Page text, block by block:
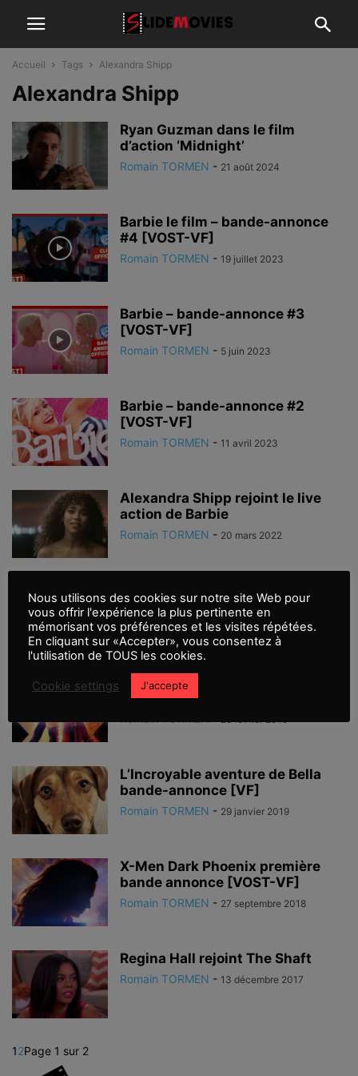
Accueil Tags Alexandra Shipp
Alexandra Shipp
Ryan Guzman dans le film
d’action ‘Midnight’
Romain TORMEN - 21 août 2024
Barbie le film – bande-annonce
#4 [VOST-VF]
Romain TORMEN - 19 juillet 2023
Barbie – bande-annonce #3
[VOST-VF]
Romain TORMEN - 5 juin 2023
Barbie – bande-annonce #2
[VOST-VF]
Romain TORMEN - 11 avril 2023
Alexandra Shipp rejoint le live
action de Barbie
Romain TORMEN - 20 mars 2022
X-Men Dark Phoenix bande-
annonce finale [VOST-VF]
Romain TORMEN - 17 avril 2019
X-Men Dark Phoenix nouvelle
bande-annonce #2 [VOST-VF]
28 février 2019
L’Incroyable aventure de Bella
bande-annonce [VF]
Romain TORMEN - 29 janvier 2019
X-Men Dark Phoenix première
bande annonce [VOST-VF]
Romain TORMEN - 27 septembre 2018
Regina Hall rejoint The Shaft
Romain TORMEN - 13 décembre 2017
12Page 1 sur 2
Nous utilisons des cookies sur notre site Web pour
vous offrir l'expérience la plus pertinente en
mémorisant vos préférences et les visites répétées.
En cliquant sur «Accepter», vous consentez à
l'utilisation de TOUS les cookies.
Cookie settings J'accepte